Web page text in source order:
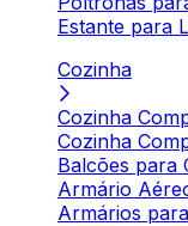
Estante para
Cozinha
Cozinha
Cozinha
Balcões para
Armário
Armários